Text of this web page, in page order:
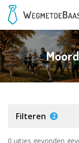
Filteren 2
0 uitjes gevonden